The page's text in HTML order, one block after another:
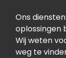
Ons
oplossingen
Wij weten
weg te